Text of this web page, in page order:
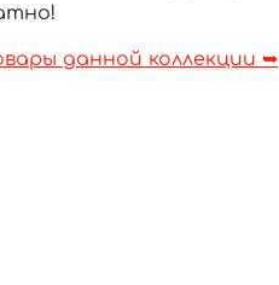
данной коллекции ➥